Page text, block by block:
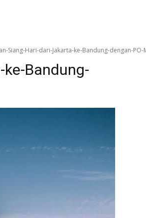
Siang-Hari-dari-Jakarta-ke-Bandung-dengan-PO-
Bandung-